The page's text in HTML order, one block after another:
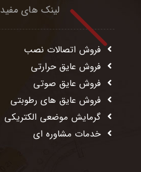
لینک های مفید
فروش اتصالات نصب
فروش عایق حرارتی
فروش عایق صوتی
فروش عایق های رطوبتی
گرمایش موضعی الکتریکی
خدمات مشاوره ای